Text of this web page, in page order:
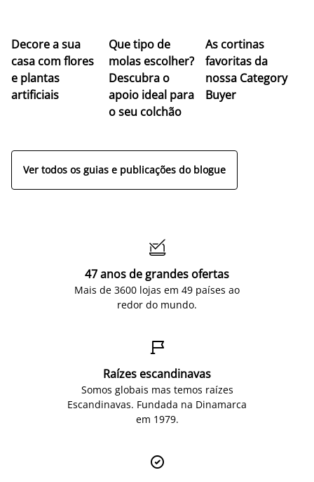
Decore a sua
casa com flores
e plantas
artificiais
Que tipo de
molas escolher?
Descubra o
apoio ideal para
o seu colchão
As cortinas
favoritas da
nossa Category
Buyer
Ver todos os guias e publicações do blogue

47 anos de grandes ofertas
Mais de 3600 lojas em 49 países ao
redor do mundo.

Raízes escandinavas
Somos globais mas temos raízes
Escandinavas. Fundada na Dinamarca
em 1979.
